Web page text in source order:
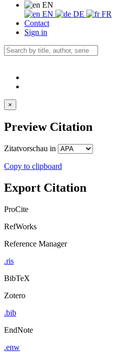
EN
EN
DE
FR
Contact
Sign in
×
Preview Citation
Zitatvorschau in
Copy to clipboard
Export Citation
ProCite
RefWorks
Reference Manager
.ris
BibTeX
Zotero
.bib
EndNote
.enw